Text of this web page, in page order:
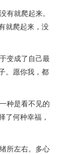
就爬起来。
就爬起来，没
变成了自己最
。愿你我，都
种是看不见的
了何种幸福，
所左右。多心